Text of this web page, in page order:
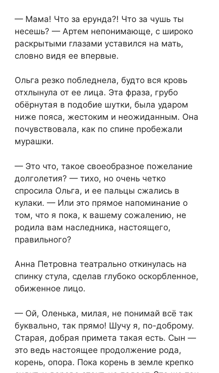
— Мама! Что за ерунда?! Что за чушь ты
несешь? — Артем непонимающе, с широко
раскрытыми глазами уставился на мать,
словно видя ее впервые.
Ольга резко побледнела, будто вся кровь
отхлынула от ее лица. Эта фраза, грубо
обёрнутая в подобие шутки, была ударом
ниже пояса, жестоким и неожиданным. Она
почувствовала, как по спине пробежали
мурашки.
— Это что, такое своеобразное пожелание
долголетия? — тихо, но очень четко
спросила Ольга, и ее пальцы сжались в
кулаки. — Или это прямое напоминание о
том, что я пока, к вашему сожалению, не
родила вам наследника, настоящего,
правильного?
Анна Петровна театрально откинулась на
спинку стула, сделав глубоко оскорбленное,
обиженное лицо.
— Ой, Оленька, милая, не понимай всё так
буквально, так прямо! Шучу я, по-доброму.
Старая, добрая примета такая есть. Сын —
это ведь настоящее продолжение рода,
корень, опора. Пока корень в земле крепко